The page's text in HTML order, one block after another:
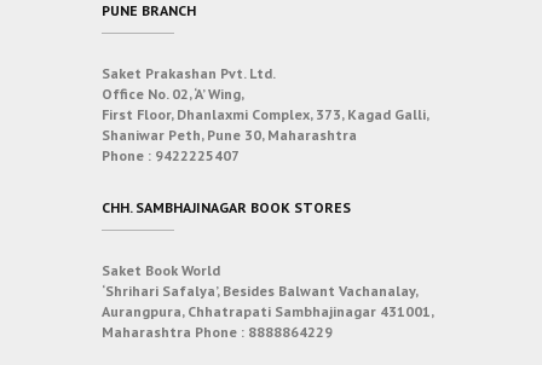
PUNE BRANCH
Saket Prakashan Pvt. Ltd.
Office No. 02, ‘A’ Wing,
First Floor, Dhanlaxmi Complex, 373, Kagad Galli,
Shaniwar Peth, Pune 30, Maharashtra
Phone : 9422225407
CHH. SAMBHAJINAGAR BOOK STORES
Saket Book World
‘Shrihari Safalya’, Besides Balwant Vachanalay,
Aurangpura, Chhatrapati Sambhajinagar 431001,
Maharashtra Phone : 8888864229